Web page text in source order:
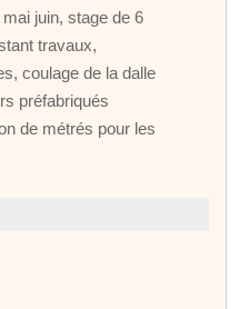
juin, stage de 6
travaux,
coulage de la dalle
préfabriqués
de métrés pour les